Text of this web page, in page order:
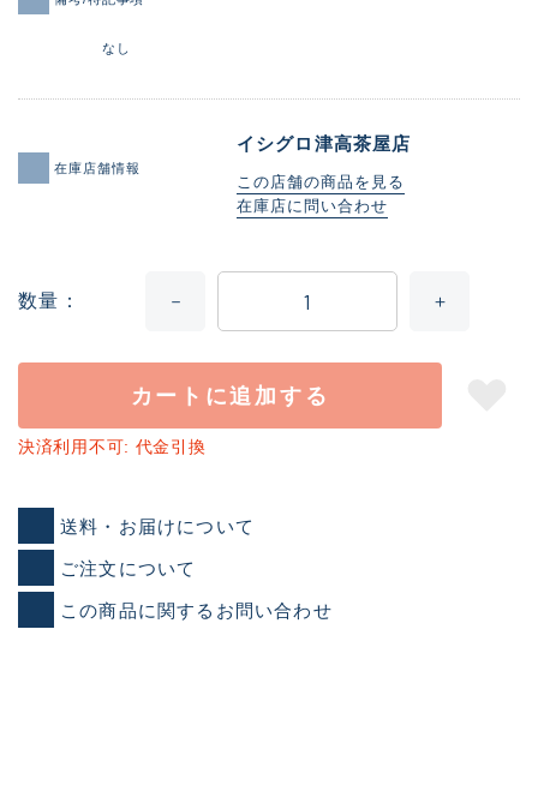
なし
在庫店舗情報
イシグロ津高茶屋店
この店舗の商品を見る
在庫店に問い合わせ
数量
カートに追加する
決済利用不可: 代金引換
送料・お届けについて
ご注文について
この商品に関するお問い合わせ